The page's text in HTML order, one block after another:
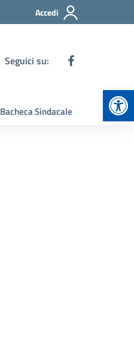
Accedi
Seguici su:
Bacheca Sindacale